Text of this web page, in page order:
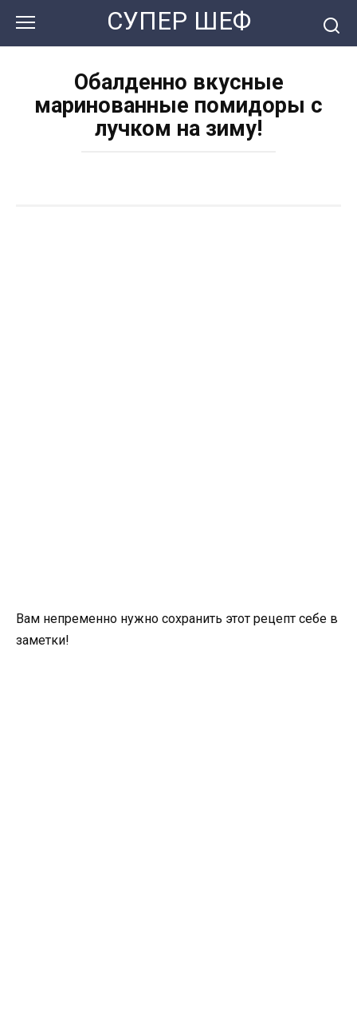
контенту
СУПЕР ШЕФ
Обалденно вкусные
маринованные помидоры с
лучком на зиму!
Вам непременно нужно сохранить этот рецепт себе в
заметки!